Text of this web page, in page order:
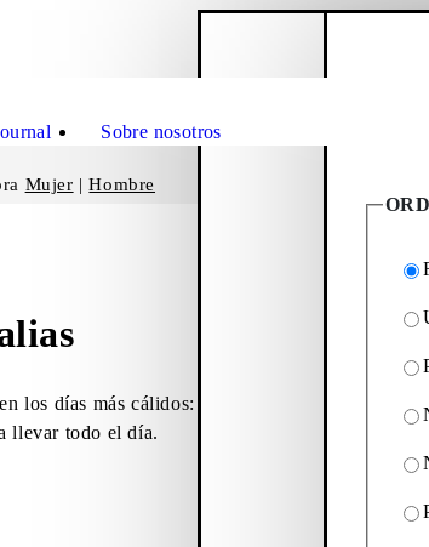
Sobre nosotros
Mujer |Hombre
los días más cálidos: desde slip-ins deportivos
llevar todo el día.